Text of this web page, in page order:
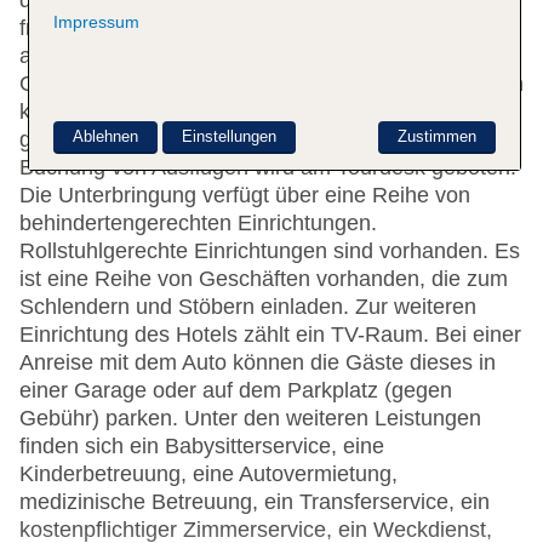
freundliche Personal an der Rezeption ist gerne bei
allen Fragen behilflich. Serviceleistungen wie eine
Gepäckaufbewahrung und ein Safe tragen zu einem
komfortablen Aufenthalt bei. Im Haus steht WLAN
gegen Gebühr zur Verfügung. Hilfestellung bei der
Buchung von Ausflügen wird am Tourdesk geboten.
Die Unterbringung verfügt über eine Reihe von
behindertengerechten Einrichtungen.
Rollstuhlgerechte Einrichtungen sind vorhanden. Es
ist eine Reihe von Geschäften vorhanden, die zum
Schlendern und Stöbern einladen. Zur weiteren
Einrichtung des Hotels zählt ein TV-Raum. Bei einer
Anreise mit dem Auto können die Gäste dieses in
einer Garage oder auf dem Parkplatz (gegen
Gebühr) parken. Unter den weiteren Leistungen
finden sich ein Babysitterservice, eine
Kinderbetreuung, eine Autovermietung,
medizinische Betreuung, ein Transferservice, ein
kostenpflichtiger Zimmerservice, ein Weckdienst,
Impressum
Zustimmen
Ablehnen Einstellungen